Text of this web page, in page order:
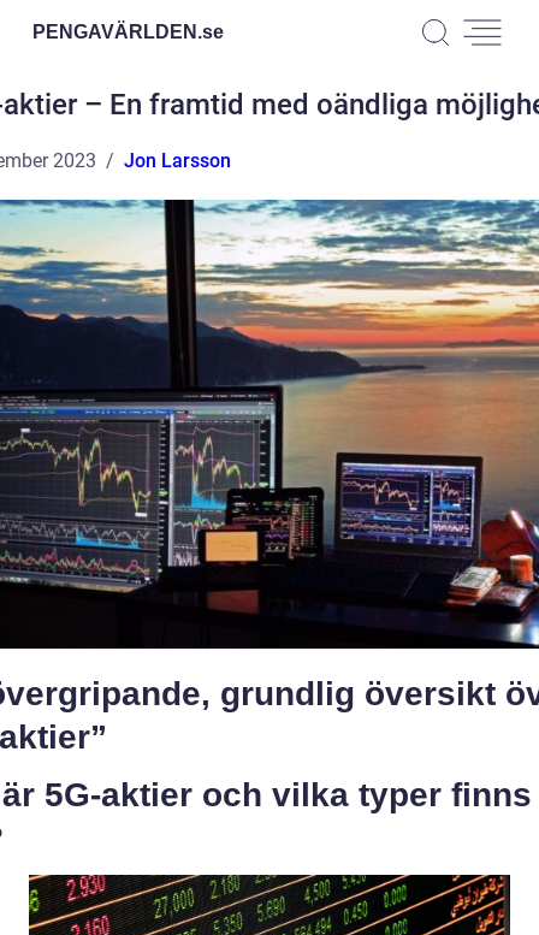
PENGAVÄRLDEN.se
– En framtid med oändliga
2023 Jon Larsson
grundlig översikt
5G-aktier och vilka typer finns